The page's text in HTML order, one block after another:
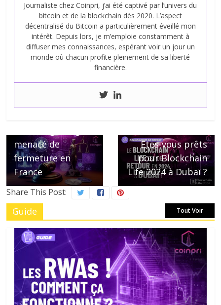
Journaliste chez Coinpri, j’ai été captivé par l’univers du
bitcoin et de la blockchain dès 2020. L’aspect
décentralisé du Bitcoin a particulièrement éveillé mon
intérêt. Depuis lors, je m’emploie constamment à
diffuser mes connaissances, espérant voir un jour un
monde où chacun profite pleinement de sa liberté
financière.
menacé de
fermeture en
France
Etes-vous prêts
pour Blockchain
Life 2024 à Dubaï ?
Share This Post:
Guide Tout Voir